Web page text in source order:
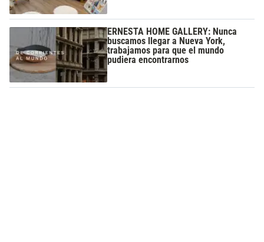
ERNESTA HOME GALLERY: Nunca
buscamos llegar a Nueva York,
trabajamos para que el mundo
pudiera encontrarnos